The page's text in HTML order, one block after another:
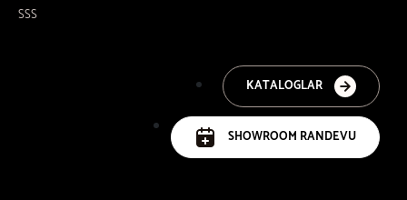
SSS
KATALOGLAR
SHOWROOM RANDEVU